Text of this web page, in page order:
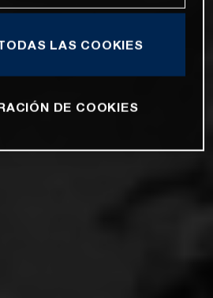
LAS COOKIES
DE COOKIES